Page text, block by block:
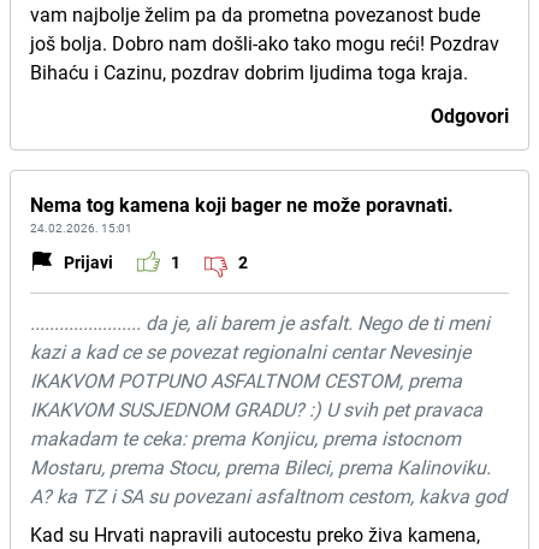
vam najbolje želim pa da prometna povezanost bude
još bolja. Dobro nam došli-ako tako mogu reći! Pozdrav
Bihaću i Cazinu, pozdrav dobrim ljudima toga kraja.
Odgovori
Nema tog kamena koji bager ne može poravnati.
24.02.2026. 15:01
Prijavi 1 2
....................... da je, ali barem je asfalt. Nego de ti meni
kazi a kad ce se povezat regionalni centar Nevesinje
IKAKVOM POTPUNO ASFALTNOM CESTOM, prema
IKAKVOM SUSJEDNOM GRADU? :) U svih pet pravaca
makadam te ceka: prema Konjicu, prema istocnom
Mostaru, prema Stocu, prema Bileci, prema Kalinoviku.
A? ka TZ i SA su povezani asfaltnom cestom, kakva god
Kad su Hrvati napravili autocestu preko živa kamena,